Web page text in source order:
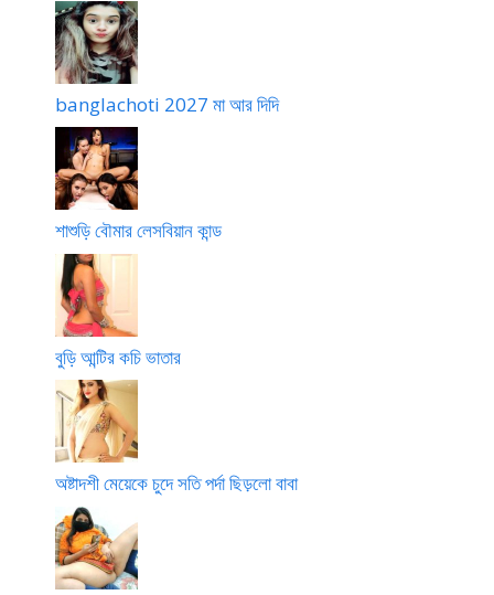
s
t
o
r
y
banglachoti 2027 মা আর দিদি
শাশুড়ি বৌমার লেসবিয়ান কান্ড
বুড়ি আন্টির কচি ভাতার
অষ্টাদশী মেয়েকে চুদে সতি পর্দা ছিড়লো বাবা